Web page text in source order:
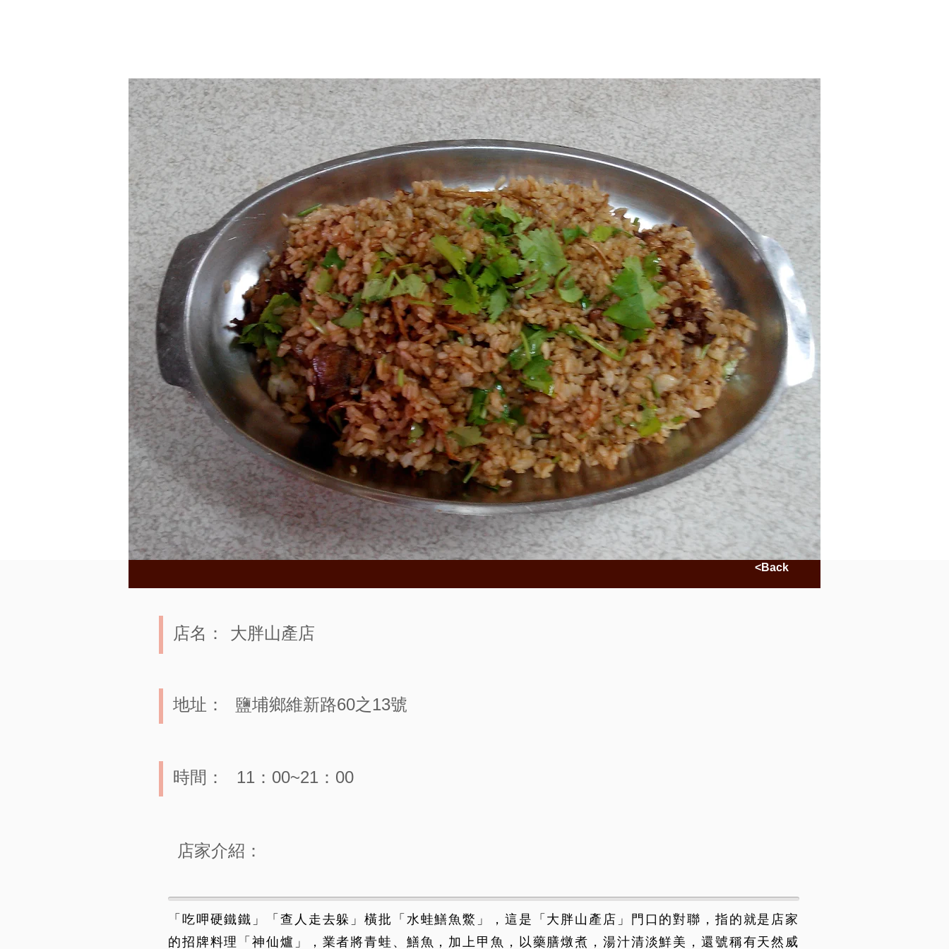
<Back
店名： 大胖山產店
地址： 鹽埔鄉維新路60之13號
時間： 11：00~21：00
店家介紹：
「吃呷硬鐵鐵」「查人走去躲」橫批「水蛙鱔魚鱉」，這是「大胖山產店」門口的對聯，指的就是店家
的招牌料理「神仙爐」，業者將青蛙、鱔魚，加上甲魚，以藥膳燉煮，湯汁清淡鮮美，還號稱有天然威